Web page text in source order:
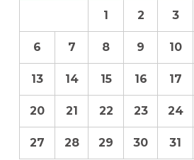
1 2 3
6 7 8 9 10
13 14 15 16 17
20 21 22 23 24
27 28 29 30 31